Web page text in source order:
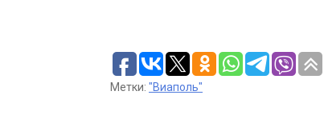
Метки: "Виаполь"